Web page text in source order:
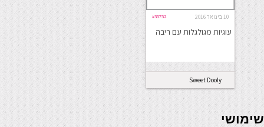
10 בינואר 2016 #35752
עוגיות מגולגלות עם ריבה
Sweet Dooly
seriöse online casinos österreich
שימושי